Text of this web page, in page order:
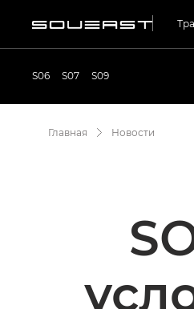
S06 S07 S09
Главная Новости